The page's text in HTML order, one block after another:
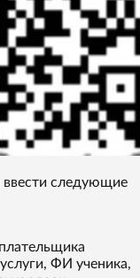
следующие
ФИ ученика,